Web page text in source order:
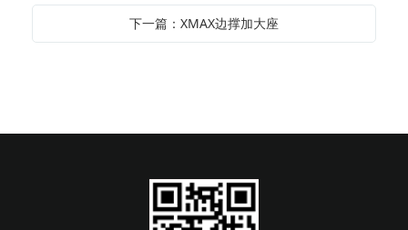
下一篇：XMAX边撑加大座